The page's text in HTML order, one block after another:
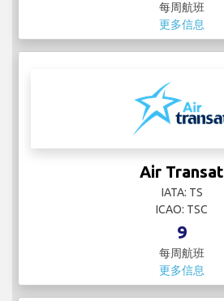
每周航班
更多信息
Air Transat
IATA: TS
ICAO: TSC
9
每周航班
更多信息